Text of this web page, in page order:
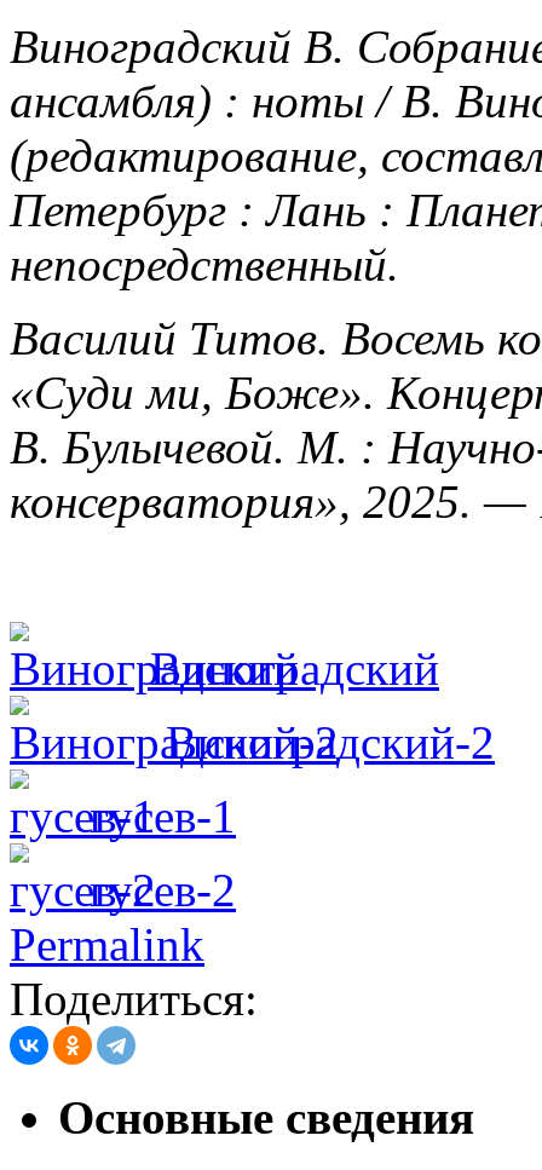
Виноградский В.
ансамбля) : ноты / В.
(редактирование,
Петербург : Лань :
непосредственный.
Василий Титов. Восемь
«Суди ми, Боже».
В. Булычевой. М. :
консерватория», 2025.
Виноградский
Виноградский-2
гусев-1
гусев-2
Permalink
Поделиться:
Основные сведения